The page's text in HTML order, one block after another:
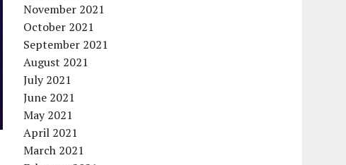
November 2021
October 2021
September 2021
August 2021
July 2021
June 2021
May 2021
April 2021
March 2021